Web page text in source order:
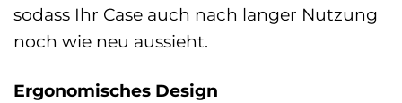
sodass Ihr Case auch nach langer Nutzung
noch wie neu aussieht.
Ergonomisches Design